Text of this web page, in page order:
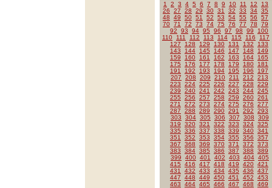
1 2 3 4 5 6 7 8 9 10 11 12
13
26
27 28 29 30 31 32 33 34 35
48
49 50 51 52 53 54 55 56
57
70 71 72 73 74 75 76 77 78
79
92
93 94 95 96 97 98 99
100
110
111 112 113 114 115 116
117
127
128 129 130 131 132
133
143
144 145 146 147 148
149
159
160 161 162 163 164
165
175
176 177 178 179 180
181
191
192 193 194 195 196
197
207
208 209 210 211 212
213
223
224 225 226 227 228
229
239
240 241 242 243 244 245
255
256 257 258 259 260 261
271
272 273 274 275 276
277
287
288 289 290 291 292
293
303
304 305 306 307 308
309
319
320 321 322 323 324 325
335
336 337 338 339 340 341
351
352 353 354 355 356
357
367
368 369 370 371 372
373
383
384 385 386 387 388
389
399
400 401 402 403 404 405
415
416 417 418 419 420 421
431
432 433 434 435 436
437
447
448 449 450 451 452
453
463
464 465 466 467 468 469